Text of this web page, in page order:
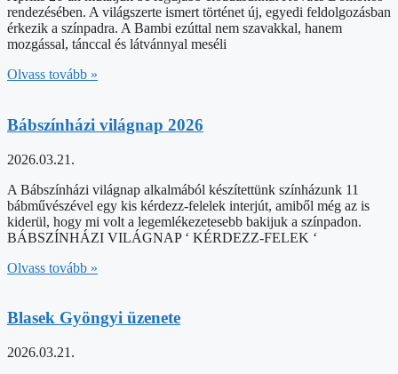
rendezésében. A világszerte ismert történet új, egyedi feldolgozásban
érkezik a színpadra. A Bambi ezúttal nem szavakkal, hanem
mozgással, tánccal és látvánnyal meséli
Olvass tovább »
Bábszínházi világnap 2026
2026.03.21.
A Bábszínházi világnap alkalmából készítettünk színházunk 11
bábművészével egy kis kérdezz-felelek interjút, amiből még az is
kiderül, hogy mi volt a legemlékezetesebb bakijuk a színpadon.
BÁBSZÍNHÁZI VILÁGNAP ‘ KÉRDEZZ-FELEK ‘
Olvass tovább »
Blasek Gyöngyi üzenete
2026.03.21.